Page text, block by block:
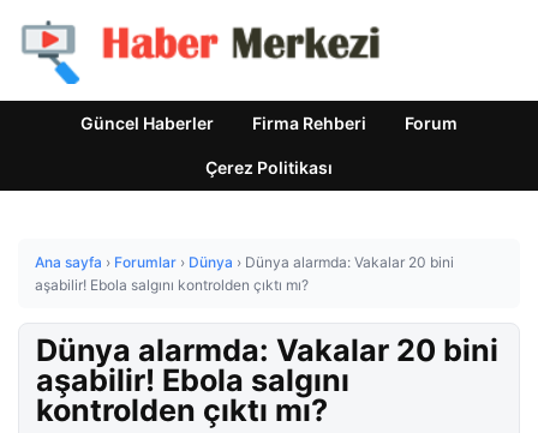
Güncel Haberler Firma Rehberi Forum
Çerez Politikası
Ana sayfa › Forumlar › Dünya › Dünya alarmda: Vakalar 20 bini
aşabilir! Ebola salgını kontrolden çıktı mı?
Dünya alarmda: Vakalar 20 bini
aşabilir! Ebola salgını
kontrolden çıktı mı?